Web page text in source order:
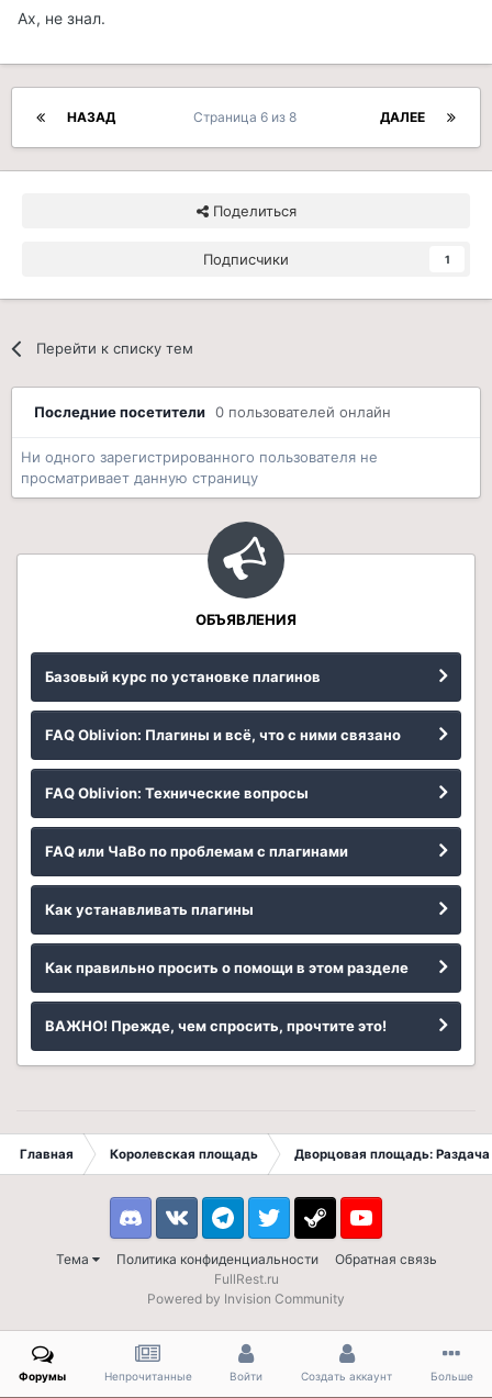
Ах, не знал.
НАЗАД ДАЛЕЕ
Страница 6 из 8
Поделиться
Подписчики 1
Перейти к списку тем
Последние посетители 0 пользователей онлайн
Ни одного зарегистрированного пользователя не
просматривает данную страницу
ОБЪЯВЛЕНИЯ
Базовый курс по установке плагинов
FAQ Oblivion: Плагины и всё, что с ними связано
FAQ Oblivion: Технические вопросы
FAQ или ЧаВо по проблемам с плагинами
Как устанавливать плагины
Как правильно просить о помощи в этом разделе
ВАЖНО! Прежде, чем спросить, прочтите это!
Главная Королевская площадь Дворцовая площадь: Раздача
Тема Политика конфиденциальности Обратная связь
DiscordVK TelegramTwitter Steam Youtube
FullRest.ru
Powered by Invision Community
Форумы Непрочитанные Войти Создать аккаунт Больше